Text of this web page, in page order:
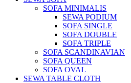
SOFA MINIMALIS
SEWA PODIUM
SOFA SINGLE
SOFA DOUBLE
SOFA TRIPLE
SOFA SCANDINAVIAN
SOFA QUEEN
SOFA OVAL
SEWA TABLE CLOTH